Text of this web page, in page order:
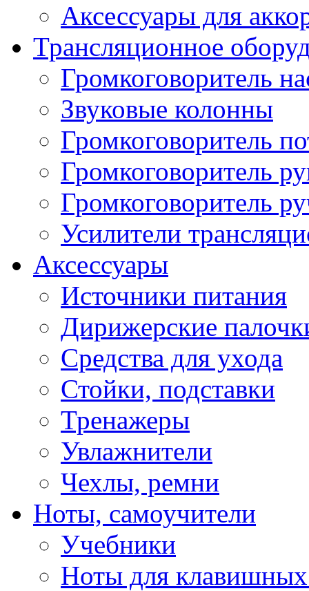
Аксессуары для
Трансляционное
Громкоговоритель
Звуковые колонны
Громкоговоритель
Громкоговоритель
Громкоговоритель
Усилители
Аксессуары
Источники питания
Дирижерские
Средства для ухода
Стойки, подставки
Тренажеры
Увлажнители
Чехлы, ремни
Ноты, самоучители
Учебники
Ноты для клавишных